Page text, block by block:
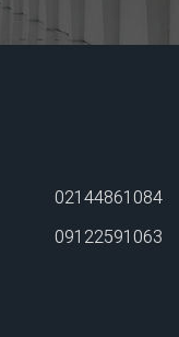
02144861084
09122591063